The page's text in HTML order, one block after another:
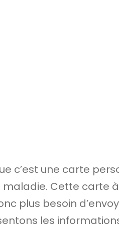
c’est une carte
maladie. Cette carte
plus besoin
les